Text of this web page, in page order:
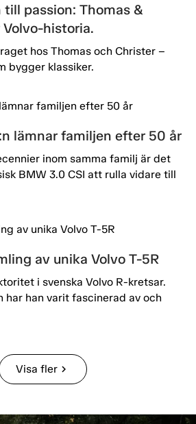
passion: Thomas &
historia.
hos Thomas och Christer –
bygger klassiker.
lämnar familjen efter 50 år
inom samma familj är det
BMW 3.0 CSI att rulla vidare till
av unika Volvo T-5R
i svenska Volvo R-kretsar.
har han varit fascinerad av och
Visa flerchevron_right